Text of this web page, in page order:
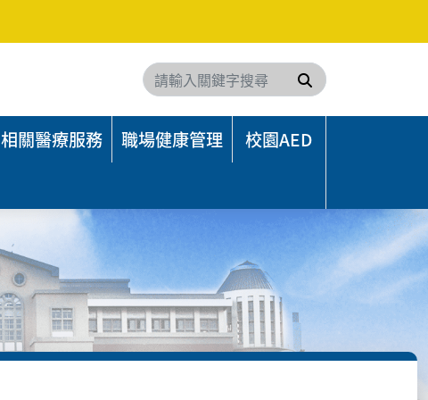
搜尋
相關醫療服務 職場健康管理
校園AED